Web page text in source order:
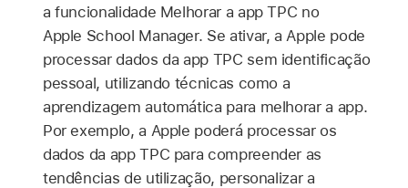
a funcionalidade Melhorar a app TPC no
Apple School Manager. Se ativar, a Apple pode
processar dados da app TPC sem identificação
pessoal, utilizando técnicas como a
aprendizagem automática para melhorar a app.
Por exemplo, a Apple poderá processar os
dados da app TPC para compreender as
tendências de utilização, personalizar a